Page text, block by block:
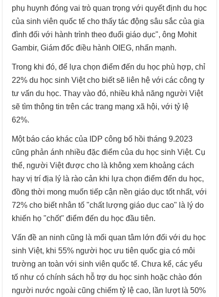
phụ huynh đóng vai trò quan trọng với quyết định du học
của sinh viên quốc tế cho thấy tác động sâu sắc của gia
đình đối với hành trình theo đuổi giáo dục", ông Mohit
Gambir, Giám đốc điều hành OIEG, nhấn mạnh.
Trong khi đó, để lựa chọn điểm đến du học phù hợp, chỉ
22% du học sinh Việt cho biết sẽ liên hệ với các công ty
tư vấn du học. Thay vào đó, nhiều khả năng người Việt
sẽ tìm thông tin trên các trang mạng xã hội, với tỷ lệ
62%.
Một báo cáo khác của IDP công bố hồi tháng 9.2023
cũng phản ánh nhiều đặc điểm của du học sinh Việt. Cụ
thể, người Việt được cho là không xem khoảng cách
hay vị trí địa lý là rào cản khi lựa chọn điểm đến du học,
đồng thời mong muốn tiếp cận nền giáo dục tốt nhất, với
72% cho biết nhân tố "chất lượng giáo dục cao" là lý do
khiến họ "chốt" điểm đến du học đầu tiên.
Vấn đề an ninh cũng là mối quan tâm lớn đối với du học
sinh Việt, khi 55% người học ưu tiên quốc gia có môi
trường an toàn với sinh viên quốc tế. Chưa kể, các yếu
tố như có chính sách hỗ trợ du học sinh hoặc chào đón
người nước ngoài cũng chiếm tỷ lệ cao, lần lượt là 50%